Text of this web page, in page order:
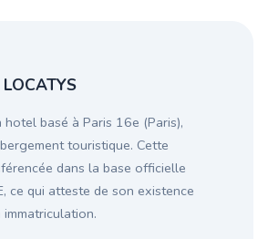
hotel basé à Paris 16e (Paris),
touristique. Cette
dans la base officielle
ce qui atteste de son existence